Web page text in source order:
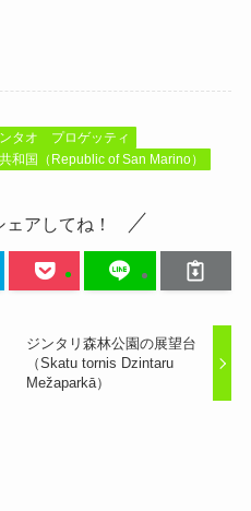
タオ プロゲッティ
和国（Republic of San Marino）
アしてね！
ジンタリ森林公園の展望台
（Skatu tornis Dzintaru
Mežaparkā）